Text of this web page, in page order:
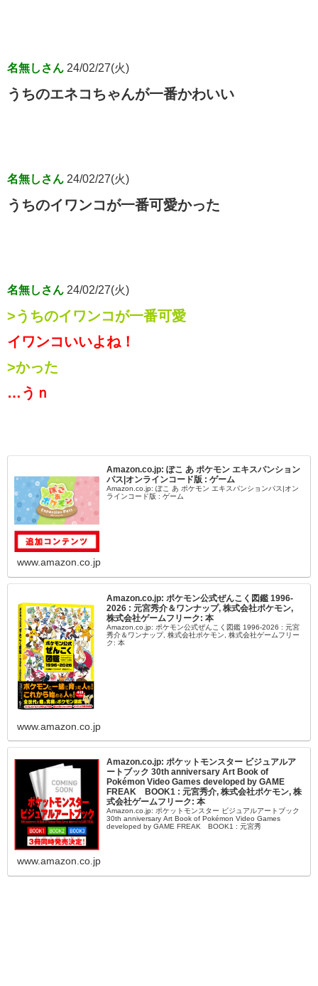
名無しさん 24/02/27(火)
うちのエネコちゃんが一番かわいい
名無しさん 24/02/27(火)
うちのイワンコが一番可愛かった
名無しさん 24/02/27(火)
>うちのイワンコが一番可愛
イワンコいいよね！
>かった
…うｎ
Amazon.co.jp: ぽこ あ ポケモン エキスパンション
パス|オンラインコード版 : ゲーム
Amazon.co.jp: ぽこ あ ポケモン エキスパンションパス|オン
ラインコード版 : ゲーム
www.amazon.co.jp
Amazon.co.jp: ポケモン公式ぜんこく図鑑 1996-
2026 : 元宮秀介＆ワンナップ, 株式会社ポケモン,
株式会社ゲームフリーク: 本
Amazon.co.jp: ポケモン公式ぜんこく図鑑 1996-2026 : 元宮
秀介＆ワンナップ, 株式会社ポケモン, 株式会社ゲームフリー
ク: 本
www.amazon.co.jp
Amazon.co.jp: ポケットモンスター ビジュアルア
ートブック 30th anniversary Art Book of
Pokémon Video Games developed by GAME
FREAK BOOK1 : 元宮秀介, 株式会社ポケモン, 株
式会社ゲームフリーク: 本
Amazon.co.jp: ポケットモンスター ビジュアルアートブック
30th anniversary Art Book of Pokémon Video Games
developed by GAME FREAK BOOK1 : 元宮秀
www.amazon.co.jp